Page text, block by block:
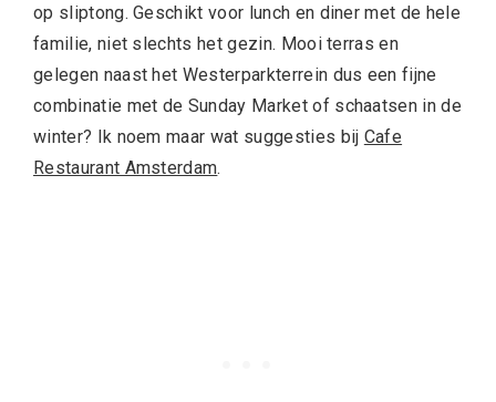
op sliptong. Geschikt voor lunch en diner met de hele
familie, niet slechts het gezin. Mooi terras en
gelegen naast het Westerparkterrein dus een fijne
combinatie met de Sunday Market of schaatsen in de
winter? Ik noem maar wat suggesties bij Cafe
Restaurant Amsterdam.